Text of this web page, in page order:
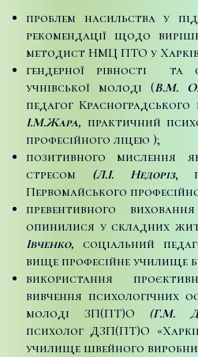
проблем насильства у
рекомендації щодо
методист НМЦ ПТО у
гендерної рівності та
учнівської молоді (В.М.
педагог
І.М.Жара, практичний
професійного ліцею );
позитивного мислення
стресом (Л.І. Недоріз,
Первомайського
превентивного
опинилися у складних
Івченко, соціальний
вище професійне училище
використання
вивчення психологічних
молоді ЗП(ПТ)О (Г.М.
психолог ДЗП(ПТ)О
училище швейного